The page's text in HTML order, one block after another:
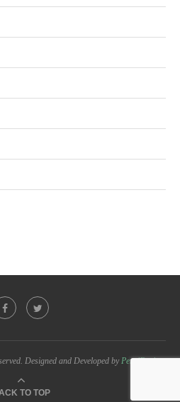
Designed and Developed byPenciDesign
TO TOP